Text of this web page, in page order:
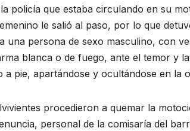
policía que estaba circulando en su
le salió al paso, por lo que
una persona de sexo masculino, con
blanca o de fuego, ante el temor y
a pie, apartándose y ocultándose en la
procedieron a quemar la
personal de la comisaría del